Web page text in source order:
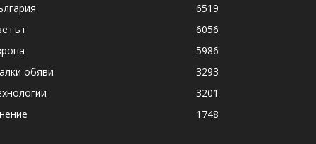
6519
6056
5986
обяви
3293
3201
1748